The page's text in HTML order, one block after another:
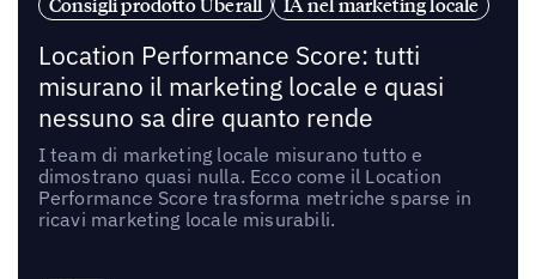
Consigli prodotto Uberall IA nel marketing locale
Location Performance Score: tutti
misurano il marketing locale e quasi
nessuno sa dire quanto rende
I team di marketing locale misurano tutto e
dimostrano quasi nulla. Ecco come il Location
Performance Score trasforma metriche sparse in
ricavi marketing locale misurabili.